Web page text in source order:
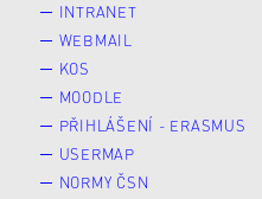
INTRANET
WEBMAIL
KOS
MOODLE
PŘIHLÁŠENÍ - ERASMUS
USERMAP
NORMY ČSN